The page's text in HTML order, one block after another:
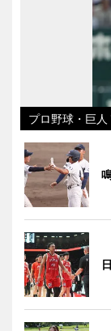
プロ野球・巨